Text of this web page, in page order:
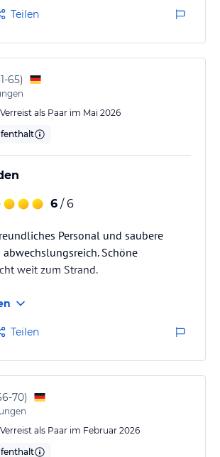
Das Personal ist sehr
Hilfsbereit. Auf Sauberkeit wird im
Auch beim Essen gab es
Klage.
man das Hotel weiterempfehlen
Teilen
65)
als Paar im Mai 2026
6 / 6
Personal und saubere
abwechslungsreich. Schöne
weit zum Strand.
Teilen
70)
als Paar im Februar 2026